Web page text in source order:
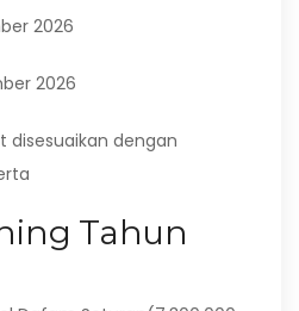
2026
2026
disesuaikan dengan
Tahun